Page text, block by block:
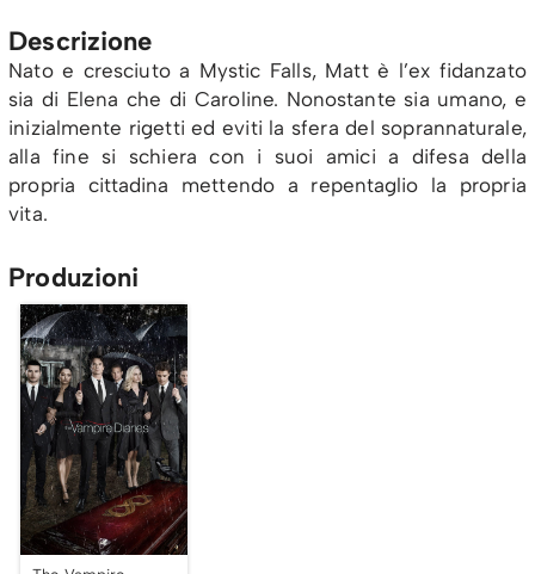
Descrizione
Nato e cresciuto a Mystic Falls, Matt è l’ex fidanzato
sia di Elena che di Caroline. Nonostante sia umano, e
inizialmente rigetti ed eviti la sfera del soprannaturale,
alla fine si schiera con i suoi amici a difesa della
propria cittadina mettendo a repentaglio la propria
vita.
Produzioni